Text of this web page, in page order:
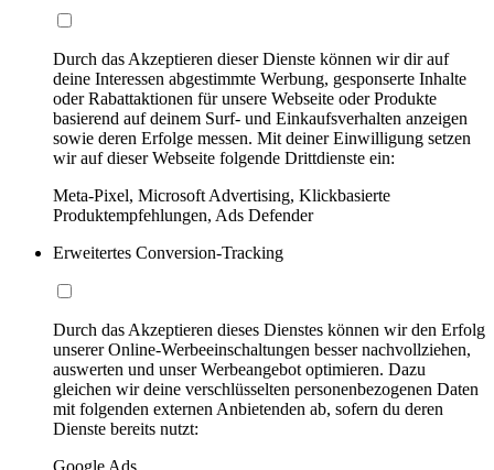
Durch das Akzeptieren dieser Dienste können wir dir auf
deine Interessen abgestimmte Werbung, gesponserte Inhalte
oder Rabattaktionen für unsere Webseite oder Produkte
basierend auf deinem Surf- und Einkaufsverhalten anzeigen
sowie deren Erfolge messen. Mit deiner Einwilligung setzen
wir auf dieser Webseite folgende Drittdienste ein:
Meta-Pixel, Microsoft Advertising, Klickbasierte
Produktempfehlungen, Ads Defender
Erweitertes Conversion-Tracking
Durch das Akzeptieren dieses Dienstes können wir den Erfolg
unserer Online-Werbeeinschaltungen besser nachvollziehen,
auswerten und unser Werbeangebot optimieren. Dazu
gleichen wir deine verschlüsselten personenbezogenen Daten
mit folgenden externen Anbietenden ab, sofern du deren
Dienste bereits nutzt:
Google Ads